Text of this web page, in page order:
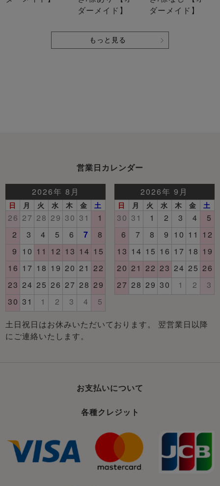
ダーメイド】
ダーメイド】
もっと見る
営業日カレンダー
土日祝日はお休みいただいております。 翌営業日以降
にご連絡いたします。
お支払いについて
各種クレジット